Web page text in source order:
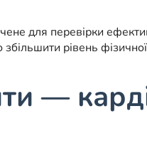
для перевірки
рівень
—